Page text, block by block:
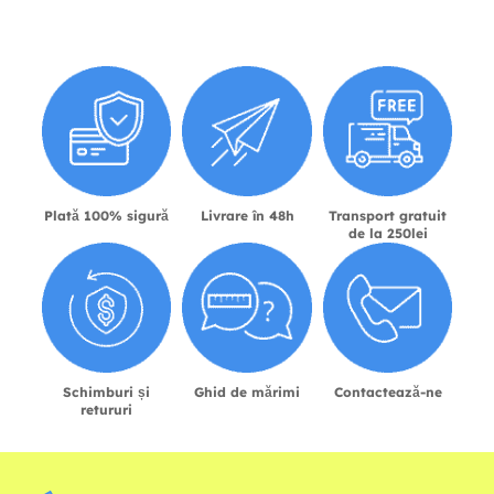
Plată 100% sigură Livrare în 48h
Transport gratuit
de la 250lei
Schimburi și
retururi
Ghid de mărimi Contactează-ne